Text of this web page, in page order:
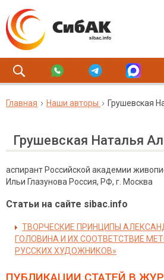
Главная Наши авторы Грушевская
Грушевская Наталья
аспирант Российской академии
Ильи Глазунова Россия, РФ, г. Москва
Статьи на сайте sibac.info
ТВОРЧЕСКИЕ ПРИНЦИПЫ
ГОЛОВИНА И ИХ СООТВЕТСТВИЕ
РУССКИХ ХУДОЖНИКОВ»